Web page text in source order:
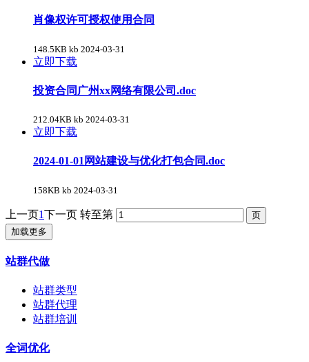
肖像权许可授权使用合同
148.5KB kb 2024-03-31
立即下载
投资合同广州xx网络有限公司.doc
212.04KB kb 2024-03-31
立即下载
2024-01-01网站建设与优化打包合同.doc
158KB kb 2024-03-31
上一页1下一页 转至第
加载更多
站群代做
站群类型
站群代理
站群培训
全词优化